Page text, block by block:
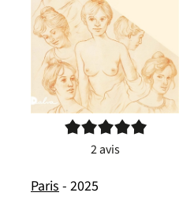
5/5
2avis
Paris- 2025